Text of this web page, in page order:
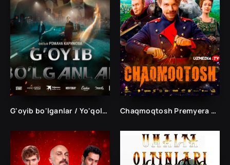
G'oyib bo'lganlar / Yo'qolganlar / Yo'qotilgan Rossiya filmi Uzbek tilida 2024 tarjima kino HD Chaqmoqtosh Premyera Rossiya filmi Uzbek tilida O'zbekcha 2024 tarjima kino HD skachat